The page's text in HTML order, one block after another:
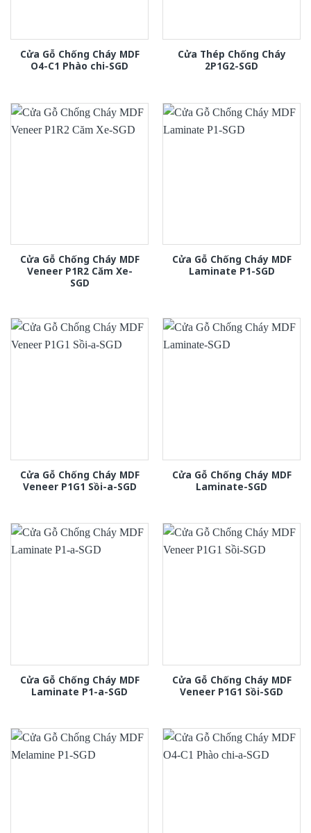
Cửa Gỗ Chống Cháy MDF
O4-C1 Phào chi-SGD
Cửa Thép Chống Cháy
2P1G2-SGD
Cửa Gỗ Chống Cháy MDF
Veneer P1R2 Căm Xe-
SGD
Cửa Gỗ Chống Cháy MDF
Laminate P1-SGD
Cửa Gỗ Chống Cháy MDF
Veneer P1G1 Sồi-a-SGD
Cửa Gỗ Chống Cháy MDF
Laminate-SGD
Cửa Gỗ Chống Cháy MDF
Laminate P1-a-SGD
Cửa Gỗ Chống Cháy MDF
Veneer P1G1 Sồi-SGD